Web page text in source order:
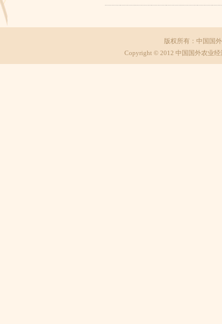
版权所有：中国国
Copyright © 2012 中国国外农业经